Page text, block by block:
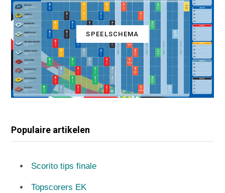
SPEELSCHEMA
Populaire artikelen
Scorito tips finale
Topscorers EK